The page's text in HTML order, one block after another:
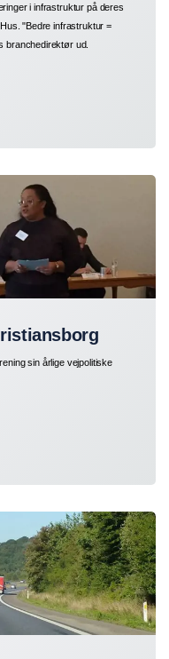
i infrastruktur på deres
"Bedre infrastruktur =
branchedirektør ud.
sin årlige vejpolitiske